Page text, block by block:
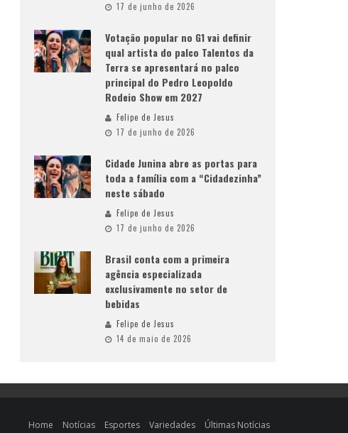
17 de junho de 2026
Votação popular no G1 vai definir
qual artista do palco Talentos da
Terra se apresentará no palco
principal do Pedro Leopoldo
Rodeio Show em 2027
Felipe de Jesus
17 de junho de 2026
Cidade Junina abre as portas para
toda a família com a “Cidadezinha”
neste sábado
Felipe de Jesus
17 de junho de 2026
Brasil conta com a primeira
agência especializada
exclusivamente no setor de
bebidas
Felipe de Jesus
14 de maio de 2026
Home Notícias Esportes Variedades Últimas Notícias